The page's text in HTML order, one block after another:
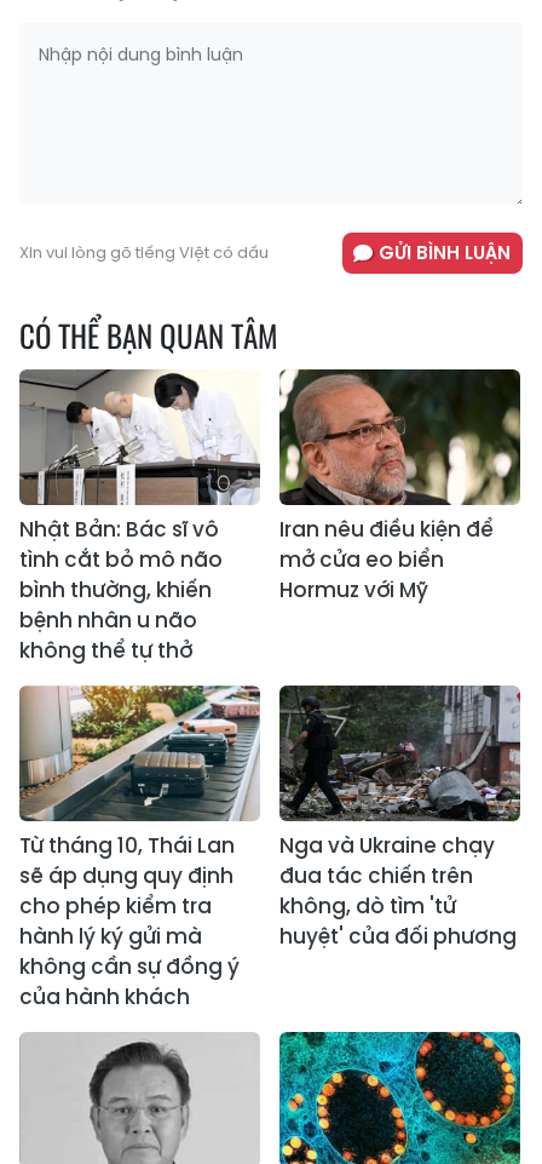
Xin vui lòng gõ tiếng Việt có dấu GỬI BÌNH LUẬN
CÓ THỂ BẠN QUAN TÂM
Nhật Bản: Bác sĩ vô
tình cắt bỏ mô não
bình thường, khiến
bệnh nhân u não
không thể tự thở
Iran nêu điều kiện để
mở cửa eo biển
Hormuz với Mỹ
Từ tháng 10, Thái Lan
sẽ áp dụng quy định
cho phép kiểm tra
hành lý ký gửi mà
không cần sự đồng ý
của hành khách
Nga và Ukraine chạy
đua tác chiến trên
không, dò tìm 'tử
huyệt' của đối phương